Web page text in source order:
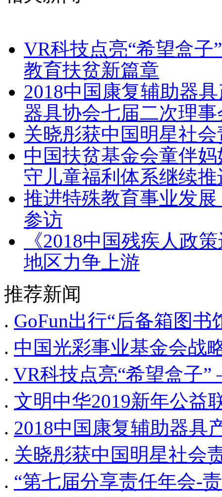
VR科技点亮“希望盒
教育扶贫新篇章
2018中国康复辅助器
器具协会七届二次理
关晓彤获中国明星社
中国扶贫基金会童伴
守儿童福利体系继续推
推进特殊教育事业发
参访
《2018中国残疾人政
地区力争上游
推荐新闻
. GoFun出行“后备箱图
. 中国光彩事业基金会战
. VR科技点亮“希望盒子
. 文明中华2019新年公益
. 2018中国康复辅助器具
. 关晓彤获中国明星社会
. “第七届分享责任年会-